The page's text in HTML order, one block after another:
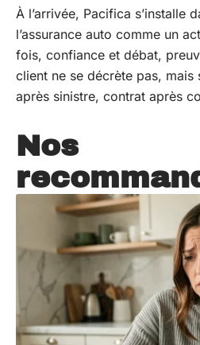
À l’arrivée, Pacifica s’installe
l’assurance auto comme un
fois, confiance et débat,
client ne se décrète pas, mais
après sinistre, contrat après
Nos